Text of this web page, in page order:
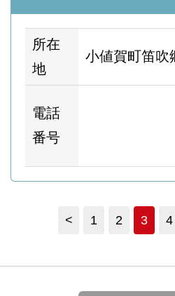
所在
地
小値賀町笛吹
電話
番号
< 1 2 3 4